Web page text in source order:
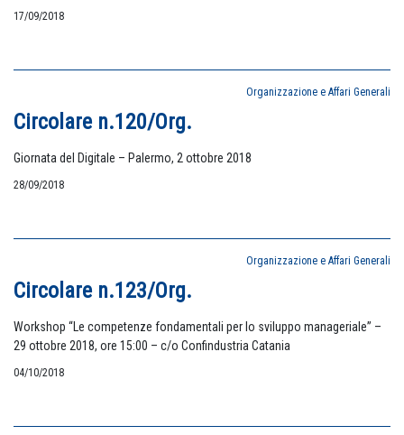
17/09/2018
Organizzazione e Affari Generali
Circolare n.120/Org.
Giornata del Digitale – Palermo, 2 ottobre 2018
28/09/2018
Organizzazione e Affari Generali
Circolare n.123/Org.
Workshop “Le competenze fondamentali per lo sviluppo manageriale” –
29 ottobre 2018, ore 15:00 – c/o Confindustria Catania
04/10/2018